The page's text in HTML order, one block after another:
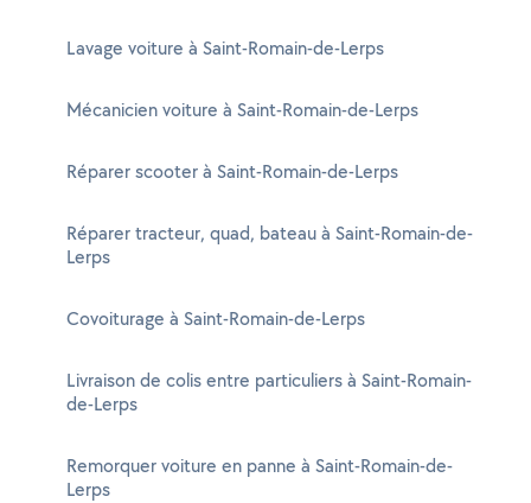
Lavage voiture à Saint-Romain-de-Lerps
Mécanicien voiture à Saint-Romain-de-Lerps
Réparer scooter à Saint-Romain-de-Lerps
Réparer tracteur, quad, bateau à Saint-Romain-de-
Lerps
Covoiturage à Saint-Romain-de-Lerps
Livraison de colis entre particuliers à Saint-Romain-
de-Lerps
Remorquer voiture en panne à Saint-Romain-de-
Lerps